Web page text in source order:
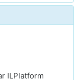
ILPlatform